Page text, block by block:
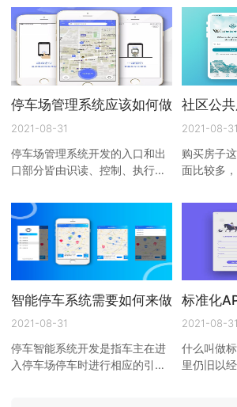
停车场管理系统应该如何做？
2021-08-31
停车场管理系统开发的入口和出
口部分皆由识读、控制、执行三
防范的需求添加自动出卡、引导
指示装置、图像获取设备、 ...
社区公
2021-08-31
购买房子
面比较多
还需要考
况。现在
智能停车系统需要如何来做？
2021-08-31
停车智能系统开发是指车主在进
入停车场停车时进行相应的引
标准化
2021-08-31
什么叫做
里仍旧以